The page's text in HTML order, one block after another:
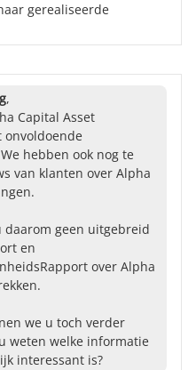
gerealiseerde
,
Capital Asset
onvoldoende
hebben ook nog te
van klanten over Alpha
daarom geen uitgebreid
en
over Alpha
we u toch verder
weten welke informatie
interessant is?